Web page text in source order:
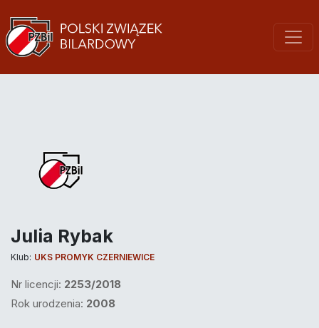
Julia Rybak
Klub: UKS PROMYK CZERNIEWICE
Nr licencji: 2253/2018
Rok urodzenia: 2008